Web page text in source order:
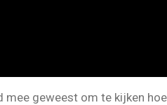
geweest om te kijken